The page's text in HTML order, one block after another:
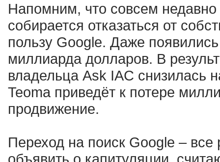
Напомним, что совсем
собирается отказаться от
пользу Google. Даже
миллиарда долларов. В
владельца Ask IAC снизилась
Teoma приведёт к потере
продвижение.
Переход на поиск Google –